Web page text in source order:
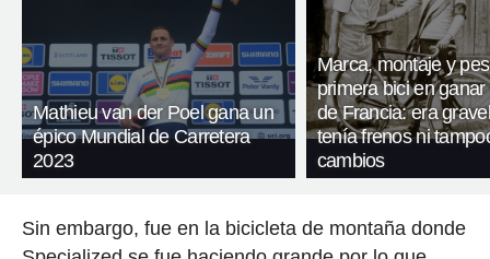
Mathieu van der Poel gana un
épico Mundial de Carretera
2023
Marca, montaje y
primera bici en ganar
de Francia: era
tenía frenos ni
cambios
Sin embargo, fue en la bicicleta de montaña donde